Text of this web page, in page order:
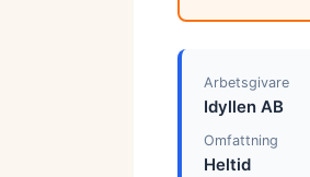
Arbetsgivare
Idyllen AB
Omfattning
Heltid